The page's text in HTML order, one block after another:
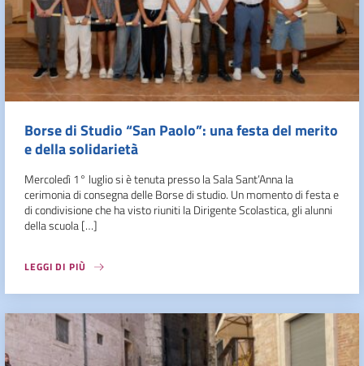
Borse di Studio “San Paolo”: una festa del merito
e della solidarietà
Mercoledì 1° luglio si è tenuta presso la Sala Sant’Anna la
cerimonia di consegna delle Borse di studio. Un momento di festa e
di condivisione che ha visto riuniti la Dirigente Scolastica, gli alunni
della scuola […]
LEGGI DI PIÙ